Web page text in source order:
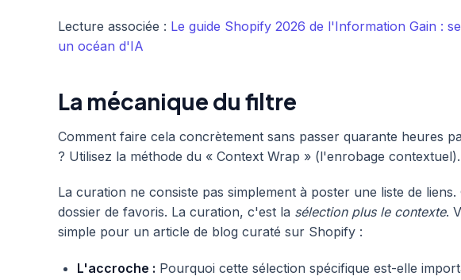
Lecture associée : Le guide Shopify 2026 de l'Information Gain :
un océan d'IA
La mécanique du filtre
Comment faire cela concrètement sans passer quarante heures
? Utilisez la méthode du « Context Wrap » (l'enrobage contextuel).
La curation ne consiste pas simplement à poster une liste de
dossier de favoris. La curation, c'est la sélection plus le contexte.
simple pour un article de blog curaté sur Shopify :
L'accroche : Pourquoi cette sélection spécifique est-elle